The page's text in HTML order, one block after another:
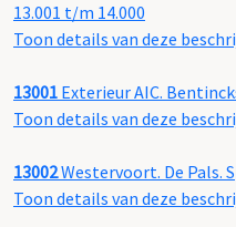
13.001 t/m 14.000
Toon details van deze
13001 Exterieur AIC.
Toon details van deze
13002Westervoort. De Pals.
Toon details van deze